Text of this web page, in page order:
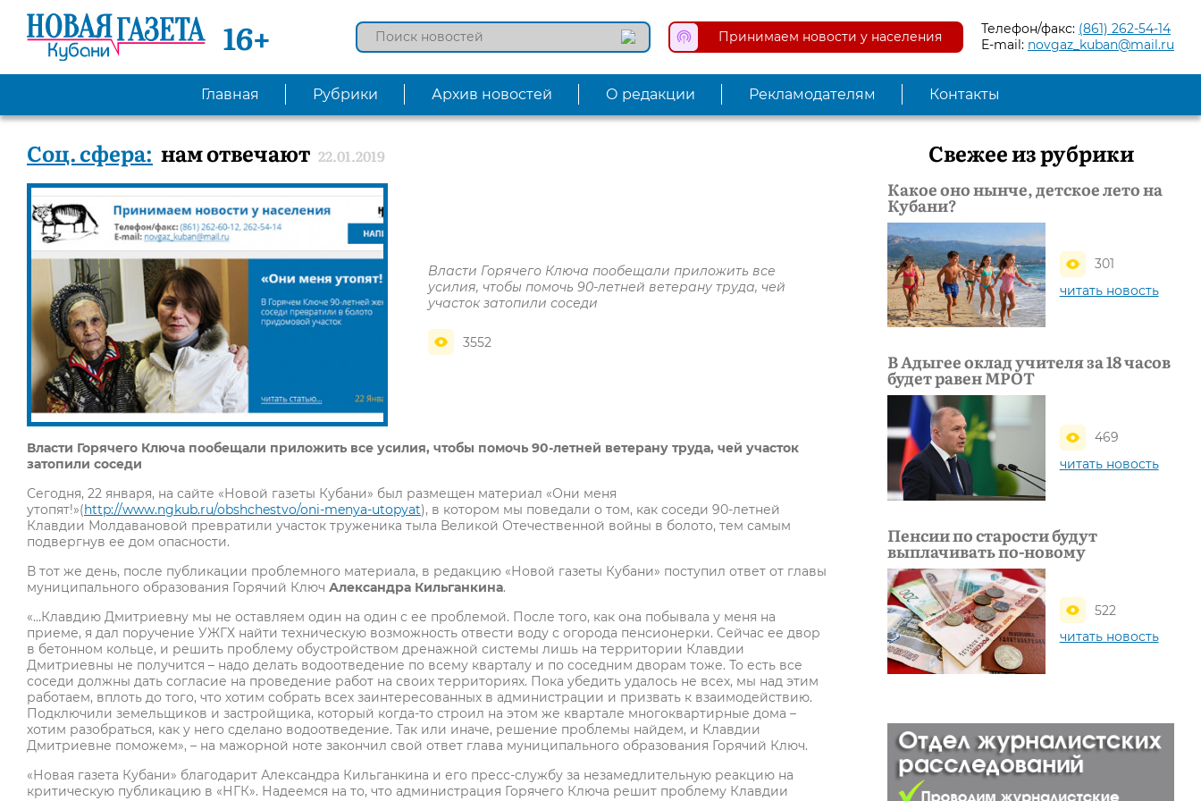
16+ Принимаем новости у населения Телефон/факс: (861) 262-54-14
E-mail: novgaz_kuban@mail.ru
Главная Рубрики Архив новостей О редакции Рекламодателям Контакты
Соц. сфера: нам отвечают 22.01.2019
Власти Горячего Ключа пообещали приложить все
усилия, чтобы помочь 90-летней ветерану труда, чей
участок затопили соседи
3552
Власти Горячего Ключа пообещали приложить все усилия, чтобы помочь 90-летней ветерану труда, чей участок
затопили соседи
Сегодня, 22 января, на сайте «Новой газеты Кубани» был размещен материал «Они меня
утопят!»(http://www.ngkub.ru/obshchestvo/oni-menya-utopyat), в котором мы поведали о том, как соседи 90-летней
Клавдии Молдавановой превратили участок труженика тыла Великой Отечественной войны в болото, тем самым
подвергнув ее дом опасности.
В тот же день, после публикации проблемного материала, в редакцию «Новой газеты Кубани» поступил ответ от главы
муниципального образования Горячий Ключ Александра Кильганкина.
«…Клавдию Дмитриевну мы не оставляем один на один с ее проблемой. После того, как она побывала у меня на
приеме, я дал поручение УЖГХ найти техническую возможность отвести воду с огорода пенсионерки. Сейчас ее двор
в бетонном кольце, и решить проблему обустройством дренажной системы лишь на территории Клавдии
Дмитриевны не получится – надо делать водоотведение по всему кварталу и по соседним дворам тоже. То есть все
соседи должны дать согласие на проведение работ на своих территориях. Пока убедить удалось не всех, мы над этим
работаем, вплоть до того, что хотим собрать всех заинтересованных в администрации и призвать к взаимодействию.
Подключили земельщиков и застройщика, который когда-то строил на этом же квартале многоквартирные дома –
хотим разобраться, как у него сделано водоотведение. Так или иначе, решение проблемы найдем, и Клавдии
Дмитриевне поможем», – на мажорной ноте закончил свой ответ глава муниципального образования Горячий Ключ.
«Новая газета Кубани» благодарит Александра Кильганкина и его пресс-службу за незамедлительную реакцию на
критическую публикацию в «НГК». Надеемся на то, что администрация Горячего Ключа решит проблему Клавдии
Свежее из рубрики
Какое оно нынче, детское лето на
Кубани?
301
читать новость
В Адыгее оклад учителя за 18 часов
будет равен МРОТ
469
читать новость
Пенсии по старости будут
выплачивать по-новому
522
читать новость